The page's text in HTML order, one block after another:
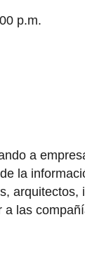
p.m.
a
la
las